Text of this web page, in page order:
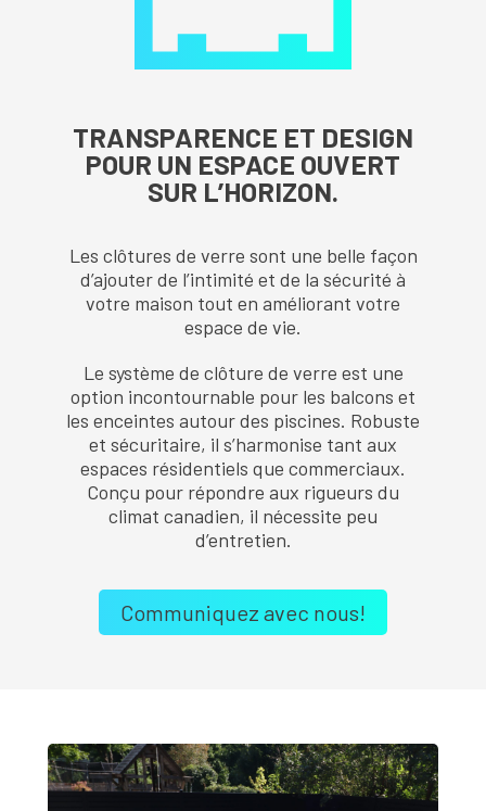
TRANSPARENCE ET DESIGN
POUR UN ESPACE OUVERT
SUR L’HORIZON.
Les clôtures de verre sont une belle façon
d’ajouter de l’intimité et de la sécurité à
votre maison tout en améliorant votre
espace de vie.
Le système de clôture de verre est une
option incontournable pour les balcons et
les enceintes autour des piscines. Robuste
et sécuritaire, il s’harmonise tant aux
espaces résidentiels que commerciaux.
Conçu pour répondre aux rigueurs du
climat canadien, il nécessite peu
d’entretien.
Communiquez avec nous!